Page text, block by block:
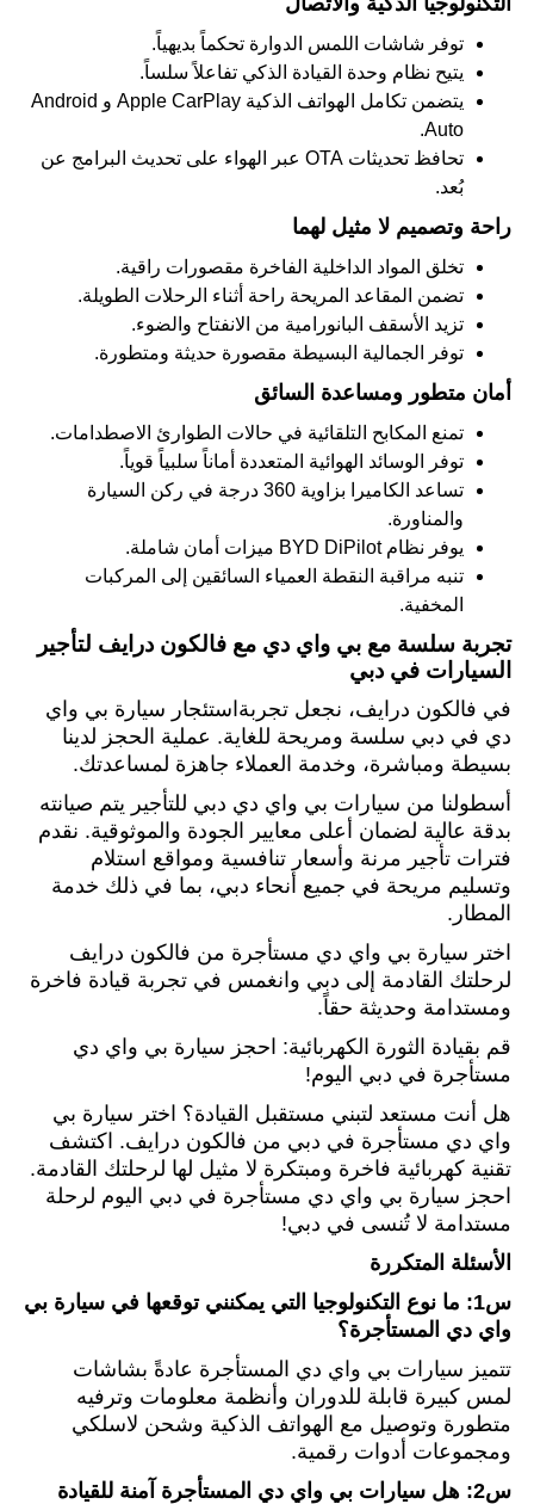
توفر شاشات اللمس الدوارة تحكماً بديهياً.
يتيح نظام وحدة القيادة الذكي تفاعلاً سلساً.
يتضمن تكامل الهواتف الذكيةApple CarPlay و Android
Auto
.
تحافظ تحديثاتOTA عبر الهواء على تحديث البرامج عن
بُعد.
راحة وتصميم لا مثيل لهما
تخلق المواد الداخلية الفاخرة مقصورات راقية.
تضمن المقاعد المريحة راحة أثناء الرحلات الطويلة.
تزيد الأسقف البانورامية من الانفتاح والضوء.
توفر الجمالية البسيطة مقصورة حديثة ومتطورة.
أمان متطور ومساعدة السائق
تمنع المكابح التلقائية في حالات الطوارئ الاصطدامات.
توفر الوسائد الهوائية المتعددة أماناً سلبياً قوياً.
تساعد الكاميرا بزاوية 360 درجة في ركن السيارة
والمناورة.
يوفر نظامBYD DiPilot ميزات أمان شاملة.
تنبه مراقبة النقطة العمياء السائقين إلى المركبات
المخفية.
تجربة سلسة مع بي واي دي مع فالكون درايف لتأجير
السيارات في دبي
في فالكون درايف، نجعل تجربةاستئجار سيارة بي واي
دي في دبي سلسة ومريحة للغاية. عملية الحجز لدينا
بسيطة ومباشرة، وخدمة العملاء جاهزة لمساعدتك.
أسطولنا من سيارات بي واي دي دبي للتأجير يتم صيانته
بدقة عالية لضمان أعلى معايير الجودة والموثوقية. نقدم
فترات تأجير مرنة وأسعار تنافسية ومواقع استلام
وتسليم مريحة في جميع أنحاء دبي، بما في ذلك خدمة
المطار.
اختر سيارة بي واي دي مستأجرة من فالكون درايف
لرحلتك القادمة إلى دبي وانغمس في تجربة قيادة فاخرة
ومستدامة وحديثة حقاً.
قم بقيادة الثورة الكهربائية: احجز سيارة بي واي دي
مستأجرة في دبي اليوم!
هل أنت مستعد لتبني مستقبل القيادة؟ اختر سيارة بي
واي دي مستأجرة في دبي من فالكون درايف. اكتشف
تقنية كهربائية فاخرة ومبتكرة لا مثيل لها لرحلتك القادمة.
احجز سيارة بي واي دي مستأجرة في دبي اليوم لرحلة
مستدامة لا تُنسى في دبي!
الأسئلة المتكررة
س1: ما نوع التكنولوجيا التي يمكنني توقعها في سيارة بي
واي دي المستأجرة؟
تتميز سيارات بي واي دي المستأجرة عادةً بشاشات
لمس كبيرة قابلة للدوران وأنظمة معلومات وترفيه
متطورة وتوصيل مع الهواتف الذكية وشحن لاسلكي
ومجموعات أدوات رقمية.
س2: هل سيارات بي واي دي المستأجرة آمنة للقيادة